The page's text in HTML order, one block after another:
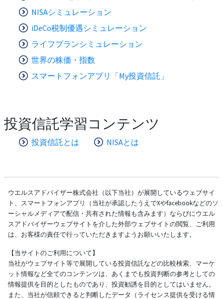
NISAシミュレーション
iDeCo税制優遇シミュレーション
ライフプランシミュレーション
世界の株価・指数
スマートフォンアプリ「My投資信託」
投資信託学習コンテンツ
投資信託とは NISAとは
ウエルスアドバイザー株式会社（以下当社）が展開しているウェブサイ
ト、スマートフォンアプリ（当社が承認したうえでXやfacebookなどのソ
ーシャルメディアで配信・共有された情報も含みます）ならびにウエル
スアドバイザーウェブサイトを介した外部ウェブサイトの閲覧、ご利用
は、お客様の責任で行っていただきますようお願いいたします。
【当サイトのご利用について】
当社がウェブサイト等で展開している投資信託などの比較検索、マーケ
ット情報など全てのコンテンツは、あくまでも投資判断の参考としての
情報提供を目的としたものであり、投資勧誘を目的としてはいません。
また、当社が信頼できると判断したデータ（ライセンス提供を受ける情